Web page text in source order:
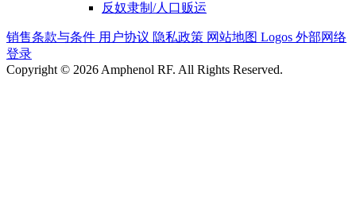
反奴隶制/人口贩运
销售条款与条件 用户协议 隐私政策 网站地图 Logos 外部网络
登录
Copyright © 2026 Amphenol RF. All Rights Reserved.